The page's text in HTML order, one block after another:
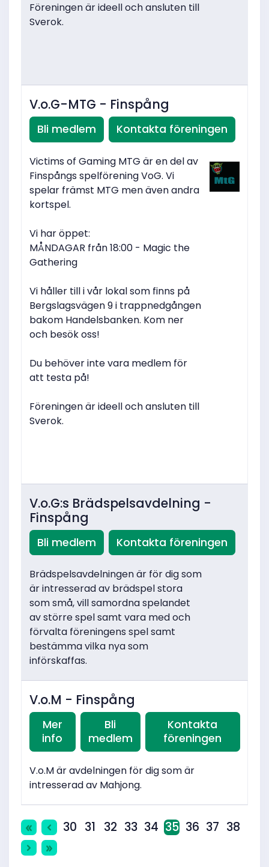
Föreningen är ideell och ansluten till
Sverok.
V.o.G-MTG - Finspång
Bli medlem Kontakta föreningen
Victims of Gaming MTG är en del av
Finspångs spelförening VoG. Vi
spelar främst MTG men även andra
kortspel.
Vi har öppet:
MÅNDAGAR från 18:00 - Magic the
Gathering
Vi håller till i vår lokal som finns på
Bergslagsvägen 9 i trappnedgången
bakom Handelsbanken. Kom ner
och besök oss!
Du behöver inte vara medlem för
att testa på!
Föreningen är ideell och ansluten till
Sverok.
V.o.G:s Brädspelsavdelning -
Finspång
Bli medlem Kontakta föreningen
Brädspelsavdelningen är för dig som
är intresserad av brädspel stora
som små, vill samordna spelandet
av större spel samt vara med och
förvalta föreningens spel samt
bestämma vilka nya som
införskaffas.
V.o.M - Finspång
Mer
info
Bli
medlem
Kontakta
föreningen
V.o.M är avdelningen för dig som är
intresserad av Mahjong.
30 31 32 33 34 35 36 37 38